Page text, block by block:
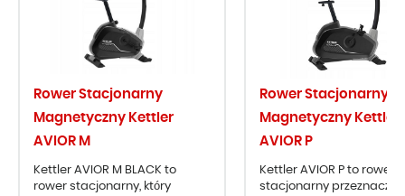
Rower Stacjonarny
Magnetyczny Kettler
AVIOR M
Kettler AVIOR M BLACK to
rower stacjonarny, który
Rower Stacjonarny
Magnetyczny Kettler
AVIOR P
Kettler AVIOR P to rower
stacjonarny